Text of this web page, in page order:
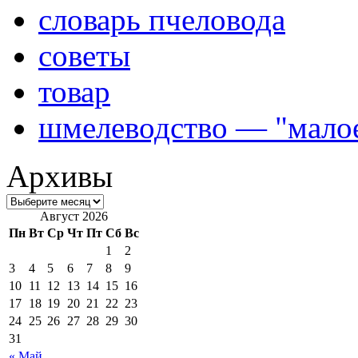
словарь пчеловода
советы
товар
шмелеводство —
Архивы
Август 2026
Пн Вт Ср Чт Пт Сб Вс
1
2
3
4 5 6 7 8
9
10 11 12 13 14 15 16
17 18 19 20 21 22 23
24 25 26 27 28 29 30
31